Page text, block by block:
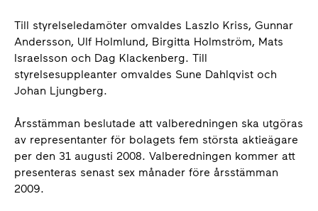
Till styrelseledamöter omvaldes Laszlo Kriss, Gunnar
Andersson, Ulf Holmlund, Birgitta Holmström, Mats
Israelsson och Dag Klackenberg. Till
styrelsesuppleanter omvaldes Sune Dahlqvist och
Johan Ljungberg.
Årsstämman beslutade att valberedningen ska utgöras
av representanter för bolagets fem största aktieägare
per den 31 augusti 2008. Valberedningen kommer att
presenteras senast sex månader före årsstämman
2009.